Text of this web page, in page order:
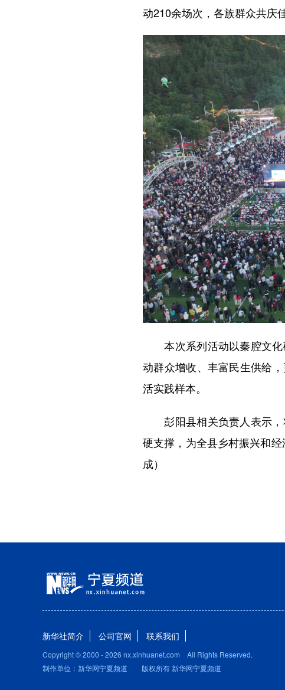
动210余场次，各族群众共庆佳
本次系列活动以秦腔文化
动群众增收、丰富民生供给
活实践样本。
彭阳县相关负责人表示，
硬支撑，为全县乡村振兴和
成）
新华社简介 公司官网 联系我们
Copyright © 2000 -2026 nx.xinhuanet.com All Rights Reserved.
制作单位：新华网宁夏频道 版权所有 新华网宁夏频道